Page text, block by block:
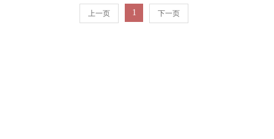
23年03月30日 03-09
上一页 1 下一页